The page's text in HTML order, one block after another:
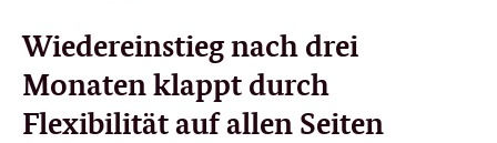
Wiedereinstieg nach drei
Monaten klappt durch
Flexibilität auf allen Seiten